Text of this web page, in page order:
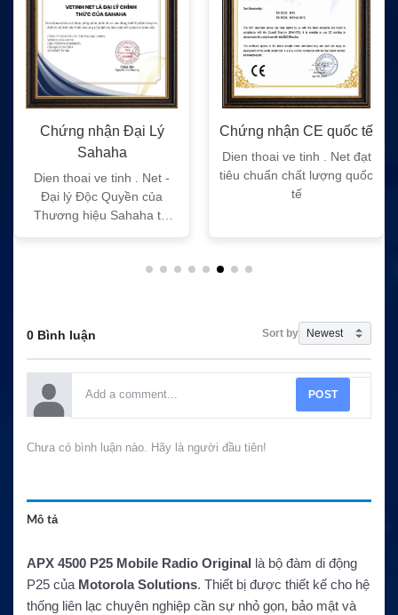
Chứng nhận Đại Lý
Sahaha
Dien thoai ve tinh . Net -
Đại lý Độc Quyền của
Thương hiệu Sahaha tại
Chứng nhận CE quốc tế
Dien thoai ve tinh . Net đạt
tiêu chuẩn chất lượng quốc
tế
0 Bình luận Sort by
POST
Chưa có bình luận nào. Hãy là người đầu tiên!
Mô tả
APX 4500 P25 Mobile Radio Original là bộ đàm di động
P25 của Motorola Solutions. Thiết bị được thiết kế cho hệ
thống liên lạc chuyên nghiệp cần sự nhỏ gọn, bảo mật và